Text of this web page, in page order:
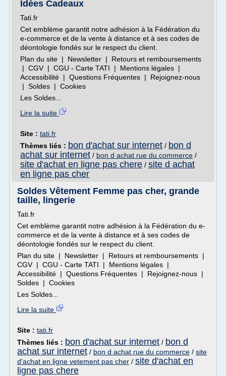
Idées Cadeaux
Tati.fr
Cet emblème garantit notre adhésion à la Fédération du
e-commerce et de la vente à distance et à ses codes de
déontologie fondés sur le respect du client.
Plan du site | Newsletter | Retours et remboursements
| CGV | CGU - Carte TATI | Mentions légales |
Accessibilité | Questions Fréquentes | Rejoignez-nous
| Soldes | Cookies
Les Soldes...
Lire la suite
Site : tati.fr
Thèmes liés : bon d'achat sur internet / bon d
achat sur internet / bon d achat rue du commerce /
site d'achat en ligne pas chere / site d achat
en ligne pas cher
Soldes Vêtement Femme pas cher, grande
taille, lingerie
Tati.fr
Cet emblème garantit notre adhésion à la Fédération du e-
commerce et de la vente à distance et à ses codes de
déontologie fondés sur le respect du client.
Plan du site | Newsletter | Retours et remboursements |
CGV | CGU - Carte TATI | Mentions légales |
Accessibilité | Questions Fréquentes | Rejoignez-nous |
Soldes | Cookies
Les Soldes...
Lire la suite
Site : tati.fr
Thèmes liés : bon d'achat sur internet / bon d
achat sur internet / bon d achat rue du commerce / site
d'achat en ligne vetement pas cher / site d'achat en
ligne pas chere